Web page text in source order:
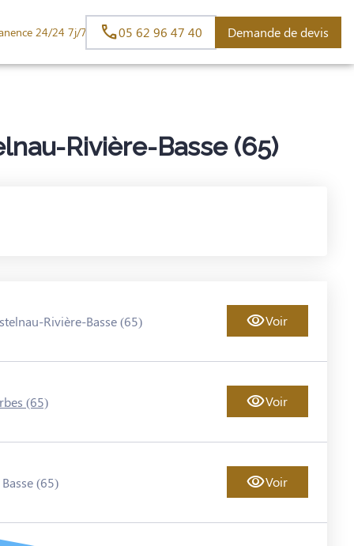
24/24 7j/7 05 62 96 47 40 Demande de devis
Rivière-Basse (65)
Rivière-Basse (65) Voir
(65) Voir
(65) Voir